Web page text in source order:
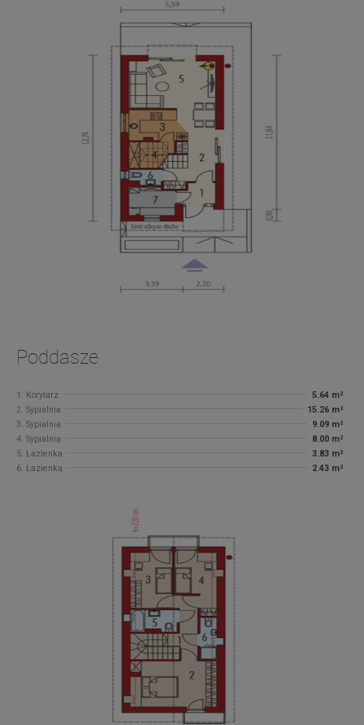
Poddasze
1. Korytarz
5.64 m²
2. Sypialnia
15.26 m²
3. Sypialnia
9.09 m²
4. Sypialnia
8.00 m²
5. Łazienka
3.83 m²
6. Łazienka
2.43 m²